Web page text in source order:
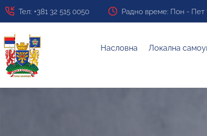
Тел: +381 32 515 0050 Радно време: Пон - Пет
Насловна Локална